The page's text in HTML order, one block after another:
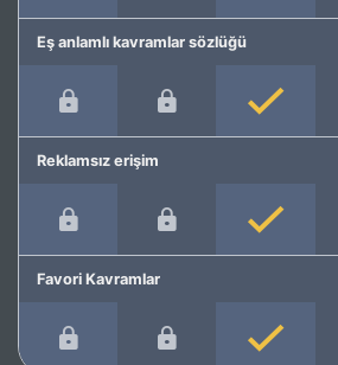
Eş anlamlı kavramlar sözlüğü
Reklamsız erişim
Favori Kavramlar